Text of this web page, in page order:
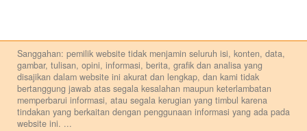
Sanggahan: pemilik website tidak menjamin seluruh isi, konten, data,
gambar, tulisan, opini, informasi, berita, grafik dan analisa yang
disajikan dalam website ini akurat dan lengkap, dan kami tidak
bertanggung jawab atas segala kesalahan maupun keterlambatan
memperbarui informasi, atau segala kerugian yang timbul karena
tindakan yang berkaitan dengan penggunaan informasi yang ada pada
website ini. ...